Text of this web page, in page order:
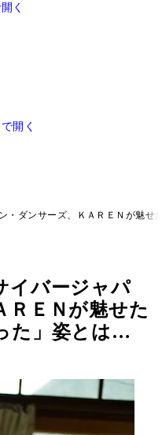
く
開く
・ダンサーズ、ＫＡＲＥＮが魅
イバージャパ
ＲＥＮが魅せた
た」姿とは…